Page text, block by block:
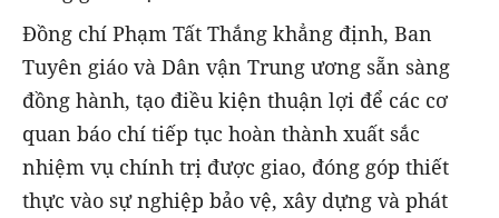
Đồng chí Phạm Tất Thắng khẳng định, Ban
Tuyên giáo và Dân vận Trung ương sẵn sàng
đồng hành, tạo điều kiện thuận lợi để các cơ
quan báo chí tiếp tục hoàn thành xuất sắc
nhiệm vụ chính trị được giao, đóng góp thiết
thực vào sự nghiệp bảo vệ, xây dựng và phát